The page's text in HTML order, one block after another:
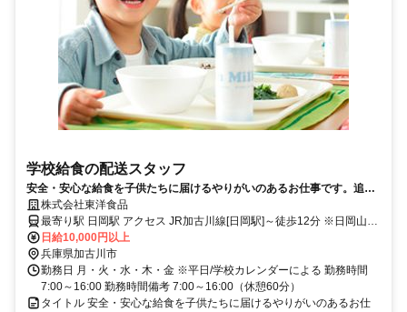
学校給食の配送スタッフ
安全・安心な給食を子供たちに届けるやりがいのあるお仕事です。追加
大募集致します。
株式会社東洋食品
最寄り駅 日岡駅 アクセス JR加古川線[日岡駅]～徒歩12分 ※日岡山市
民プール近く
日給10,000円以上
兵庫県加古川市
勤務日 月・火・水・木・金 ※平日/学校カレンダーによる 勤務時間
7:00～16:00 勤務時間備考 7:00～16:00（休憩60分）
タイトル 安全・安心な給食を子供たちに届けるやりがいのあるお仕